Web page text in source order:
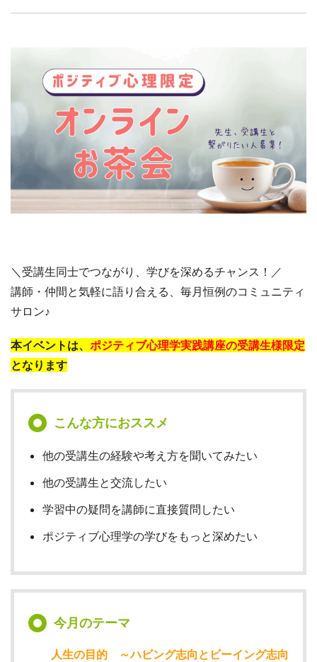
＼受講生同士でつながり、学びを深めるチャンス！／
講師・仲間と気軽に語り合える、毎月恒例のコミュニティ
サロン♪
本イベントは、 ポジティブ心理学実践講座の受講生様限定
となります
こんな方におススメ
他の受講生の経験や考え方を聞いてみたい
他の受講生と交流したい
学習中の疑問を講師に直接質問したい
ポジティブ心理学の学びをもっと深めたい
今月のテーマ
人生の目的 ～ハビング志向とビーイング志向